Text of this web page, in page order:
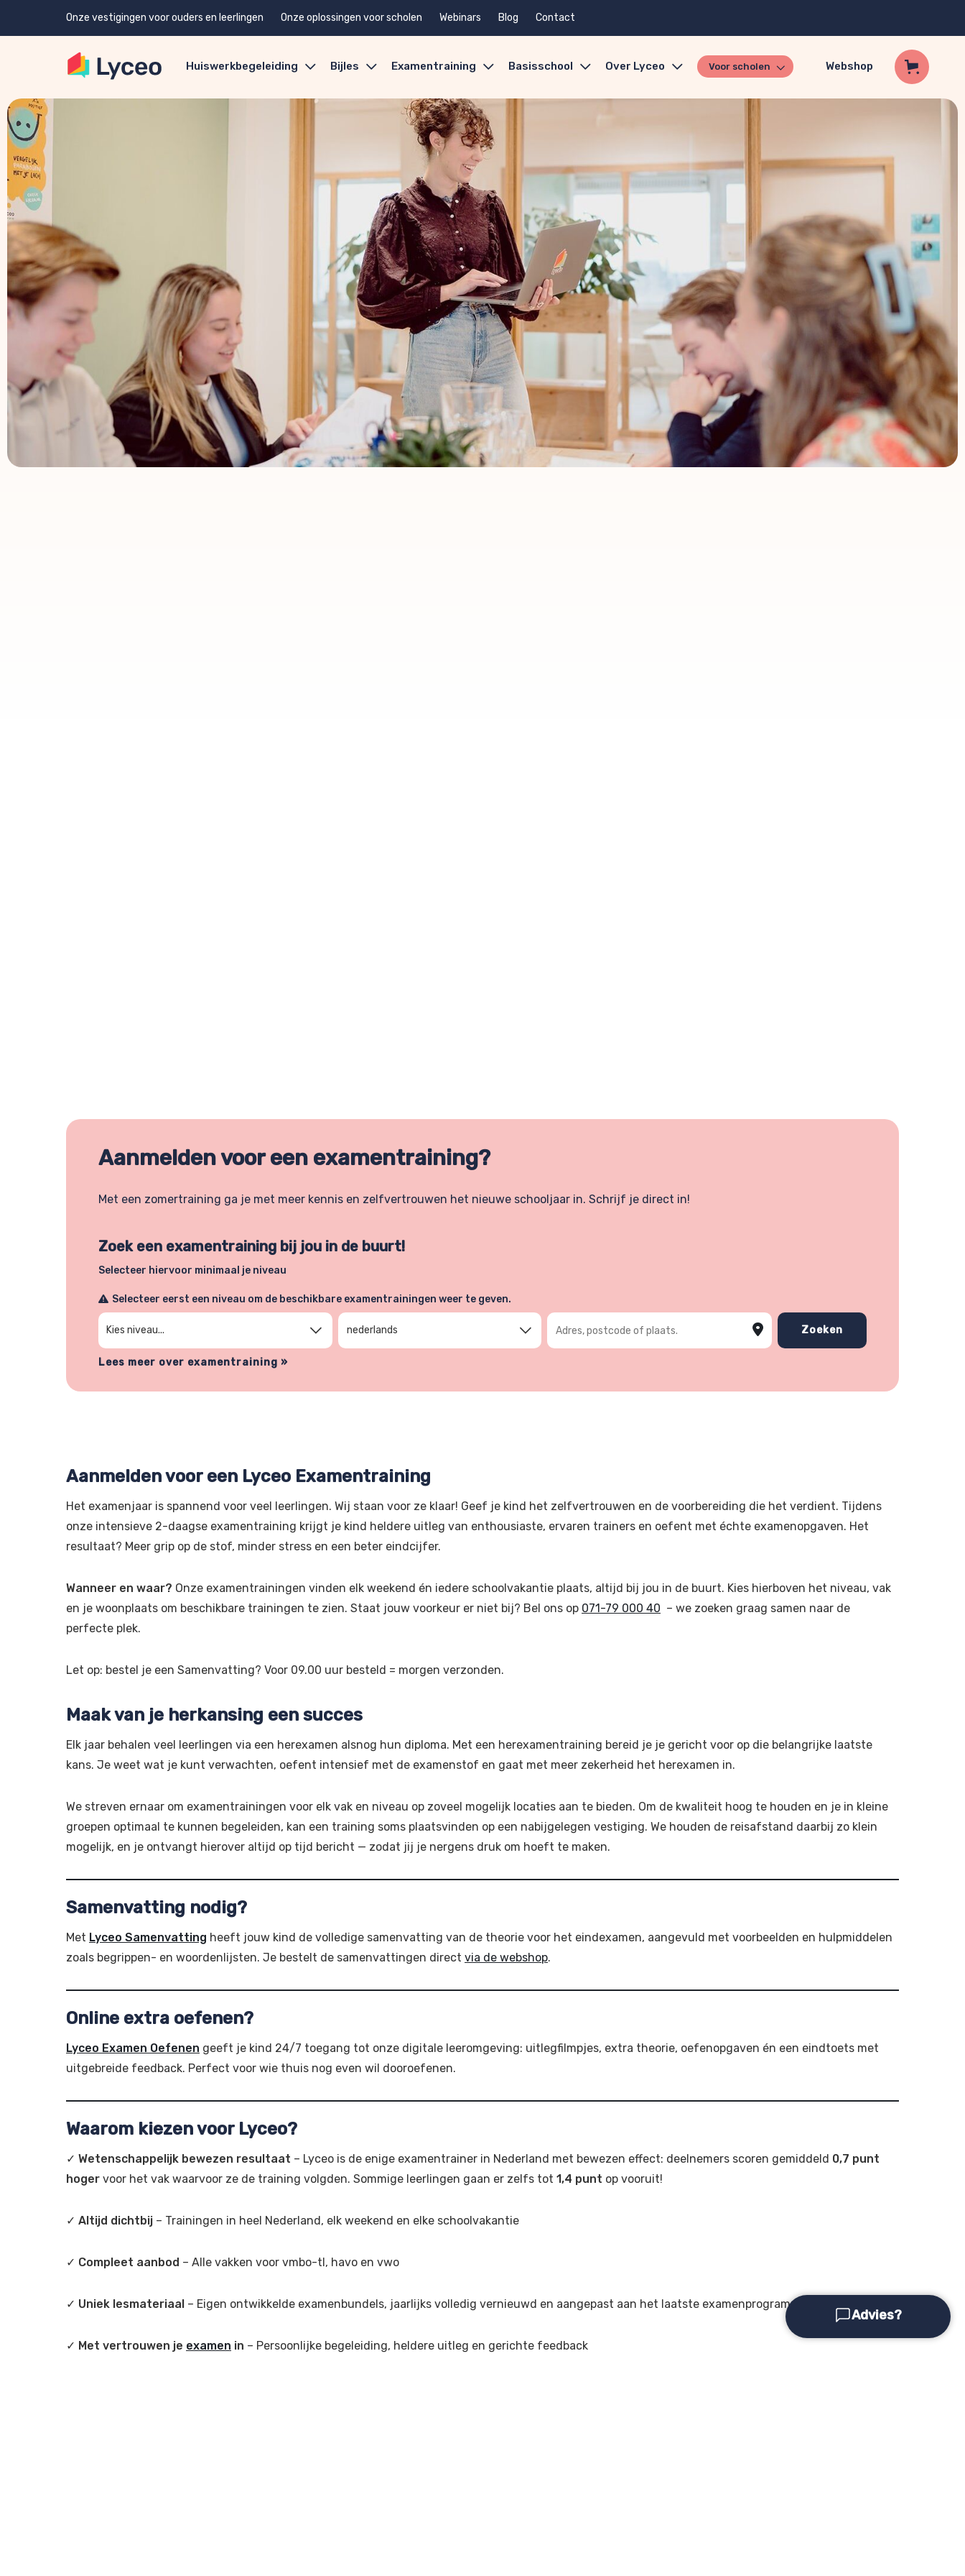
Onze vestigingen voor ouders en leerlingen Onze oplossingen voor scholen Webinars Blog Contact
Huiswerkbegeleiding Bijles Examentraining Basisschool Over Lyceo Voor scholen Webshop
Aanmelden voor een examentraining?
Met een zomertraining ga je met meer kennis en zelfvertrouwen het nieuwe schooljaar in. Schrijf je direct in!
Zoek een examentraining bij jou in de buurt!
Selecteer hiervoor minimaal je niveau
Selecteer eerst een niveau om de beschikbare examentrainingen weer te geven.
Kies niveau
nederlands
Adres, postcode of plaats
Zoeken
Lees meer over examentraining »
Aanmelden voor een Lyceo Examentraining
Het examenjaar is spannend voor veel leerlingen. Wij staan voor ze klaar! Geef je kind het zelfvertrouwen en de voorbereiding die het verdient. Tijdens
onze intensieve 2-daagse examentraining krijgt je kind heldere uitleg van enthousiaste, ervaren trainers en oefent met échte examenopgaven. Het
resultaat? Meer grip op de stof, minder stress en een beter eindcijfer.
Wanneer en waar? Onze examentrainingen vinden elk weekend én iedere schoolvakantie plaats, altijd bij jou in de buurt. Kies hierboven het niveau, vak
en je woonplaats om beschikbare trainingen te zien. Staat jouw voorkeur er niet bij? Bel ons op 071-79 000 40 – we zoeken graag samen naar de
perfecte plek.
Let op: bestel je een Samenvatting? Voor 09.00 uur besteld = morgen verzonden.
Maak van je herkansing een succes
Elk jaar behalen veel leerlingen via een herexamen alsnog hun diploma. Met een herexamentraining bereid je je gericht voor op die belangrijke laatste
kans. Je weet wat je kunt verwachten, oefent intensief met de examenstof en gaat met meer zekerheid het herexamen in.
We streven ernaar om examentrainingen voor elk vak en niveau op zoveel mogelijk locaties aan te bieden. Om de kwaliteit hoog te houden en je in kleine
groepen optimaal te kunnen begeleiden, kan een training soms plaatsvinden op een nabijgelegen vestiging. We houden de reisafstand daarbij zo klein
mogelijk, en je ontvangt hierover altijd op tijd bericht — zodat jij je nergens druk om hoeft te maken.
Samenvatting nodig?
Met Lyceo Samenvatting heeft jouw kind de volledige samenvatting van de theorie voor het eindexamen, aangevuld met voorbeelden en hulpmiddelen
zoals begrippen- en woordenlijsten. Je bestelt de samenvattingen direct via de webshop.
Online extra oefenen?
Lyceo Examen Oefenen geeft je kind 24/7 toegang tot onze digitale leeromgeving: uitlegfilmpjes, extra theorie, oefenopgaven én een eindtoets met
uitgebreide feedback. Perfect voor wie thuis nog even wil dooroefenen.
Waarom kiezen voor Lyceo?
✓ Wetenschappelijk bewezen resultaat – Lyceo is de enige examentrainer in Nederland met bewezen effect: deelnemers scoren gemiddeld 0,7 punt
hoger voor het vak waarvoor ze de training volgden. Sommige leerlingen gaan er zelfs tot 1,4 punt op vooruit!
✓ Altijd dichtbij – Trainingen in heel Nederland, elk weekend en elke schoolvakantie
✓ Compleet aanbod – Alle vakken voor vmbo-tl, havo en vwo
✓ Uniek lesmateriaal – Eigen ontwikkelde examenbundels, jaarlijks volledig vernieuwd en aangepast aan het laatste examenprogramma
✓ Met vertrouwen je examen in – Persoonlijke begeleiding, heldere uitleg en gerichte feedback
Advies?